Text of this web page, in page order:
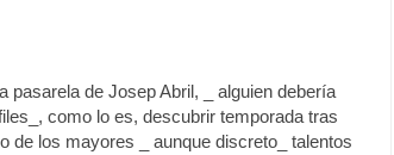
pasarela de Josep Abril, _ alguien debería
como lo es, descubrir temporada tras
de los mayores _ aunque discreto_ talentos